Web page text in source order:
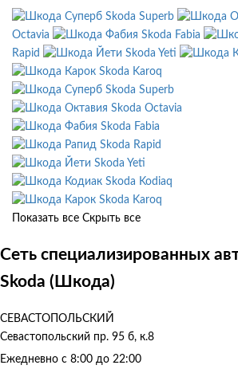
Skoda Superb
Octavia
Skoda Fabia
Rapid
Skoda Yeti
Skoda Karoq
Skoda Superb
Skoda Octavia
Skoda Fabia
Skoda Rapid
Skoda Yeti
Skoda Kodiaq
Skoda Karoq
Показать все Скрыть все
Сеть специализированных
Skoda (Шкода)
СЕВАСТОПОЛЬСКИЙ
Севастопольский пр. 95 б, к.8
Ежедневно с 8:00 до 22:00